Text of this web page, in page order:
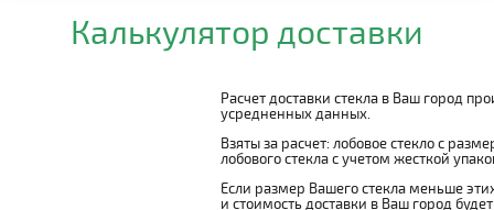
Калькулятор доставки
Расчет доставки стекла в Ваш город
усредненных данных.
Взяты за расчет: лобовое стекло с
лобового стекла с учетом жесткой
Если размер Вашего стекла меньше
и стоимость доставки в Ваш город